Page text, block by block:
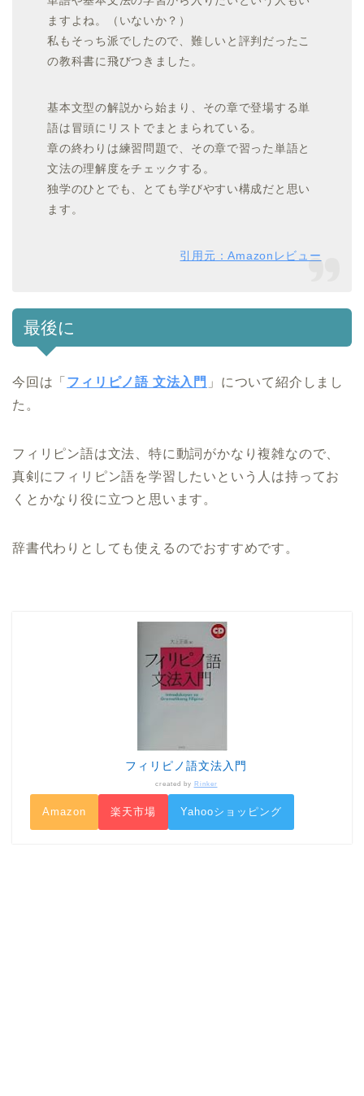
ますよね。（いないか？）
私もそっち派でしたので、難しいと評判だったこ
の教科書に飛びつきました。
基本文型の解説から始まり、その章で登場する単
語は冒頭にリストでまとまられている。
章の終わりは練習問題で、その章で習った単語と
文法の理解度をチェックする。
独学のひとでも、とても学びやすい構成だと思い
ます。
引用元：Amazonレビュー
最後に
今回は「 フィリピノ語 文法入門 」について紹介しまし
た。
フィリピン語は文法、特に動詞がかなり複雑なので、
真剣にフィリピン語を学習したいという人は持ってお
くとかなり役に立つと思います。
辞書代わりとしても使えるのでおすすめです。
フィリピノ語文法入門
created by Rinker
Amazon 楽天市場 Yahooショッピング